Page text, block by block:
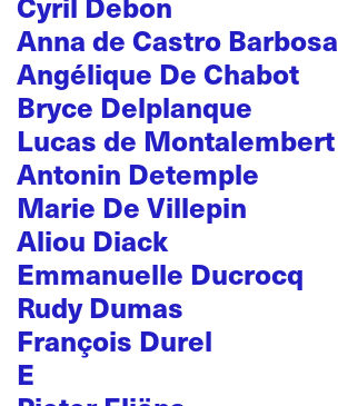
Anna de Castro Barbosa
Angélique De Chabot
Bryce Delplanque
Lucas de Montalembert
Antonin Detemple
Marie De Villepin
Aliou Diack
Emmanuelle Ducrocq
Rudy Dumas
François Durel
E